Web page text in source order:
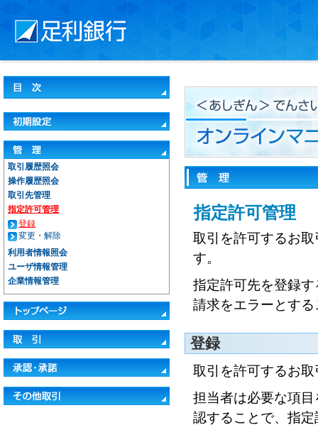
取引履歴照会
操作履歴照会
取引先管理
指定許可管理
登録
変更・解除
利用者情報照会
ユーザ情報管理
企業情報管理
指定許可管理
取引を許可するお
す。
指定許可先を登録
請求をエラーとす
登録
取引を許可するお
担当者は必要な項
認することで、指